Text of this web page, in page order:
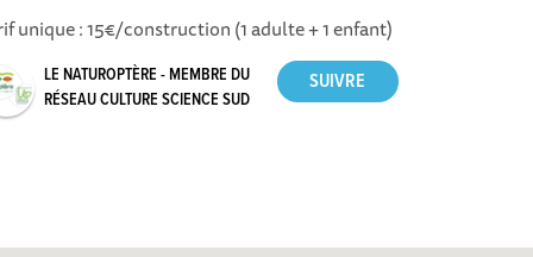
unique : 15€/construction (1 adulte + 1 enfant)
LE NATUROPTÈRE - MEMBRE DU
RÉSEAU CULTURE SCIENCE SUD